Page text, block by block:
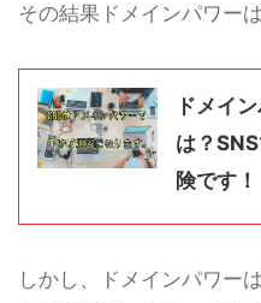
その結果ドメインパワー
ドメイ
は？
険です
しかし、ドメインパワー